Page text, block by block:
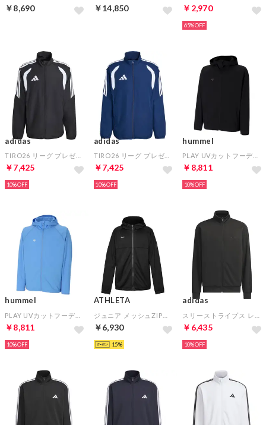
￥8,690 ￥14,850 ￥2,970
65%
adidas
￥7,425
10%
adidas
￥7,425
10%
hummel
￥8,811
10%
hummel
￥8,811
10%
ATHLETA
￥6,930
15
adidas
￥6,435
10%